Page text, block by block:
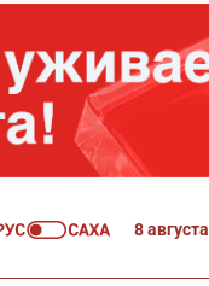
8 августа